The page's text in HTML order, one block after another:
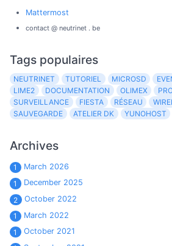
Mattermost
contact @ neutrinet . be
Tags populaires
NEUTRINET TUTORIEL MICROSD
LIME2
DOCUMENTATION OLIMEX
SURVEILLANCE
FIESTA RÉSEAU
SAUVEGARDE
ATELIER DK YUNOHOST
Archives
1
March 2026
1
December 2025
2
October 2022
1
March 2022
1
October 2021